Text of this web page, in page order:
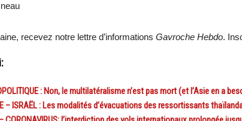
recevez notre lettre d’informations Gavroche Hebdo.
: Non, le multilatéralisme n’est pas mort (et l’Asie en a
– ISRAËL : Les modalités d’évacuations des ressortissants